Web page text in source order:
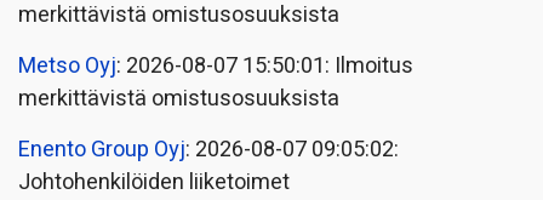
merkittävistä omistusosuuksista
Metso Oyj: 2026-08-07 15:50:01: Ilmoitus
merkittävistä omistusosuuksista
Enento Group Oyj: 2026-08-07 09:05:02:
Johtohenkilöiden liiketoimet